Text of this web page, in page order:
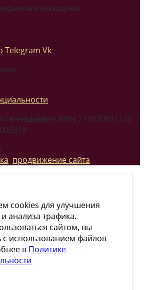
и выходных
Telegram Vk
ИНН 771870831123
, продвижение сайта
cookies для улучшения
анализа трафика.
сайтом, вы
с использованием файлов
в Политике